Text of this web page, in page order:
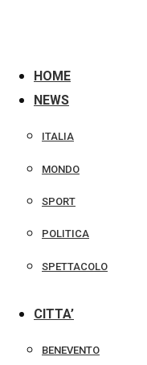
HOME
NEWS
ITALIA
MONDO
SPORT
POLITICA
SPETTACOLO
CITTA’
BENEVENTO